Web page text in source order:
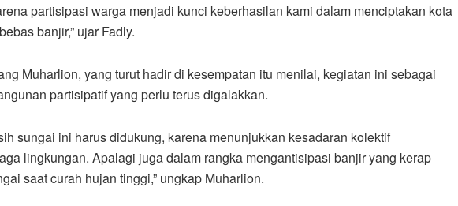
partisipasi warga menjadi kunci keberhasilan kami dalam menciptakan kota
banjir,” ujar Fadly.
Muharlion, yang turut hadir di kesempatan itu menilai, kegiatan ini sebagai
partisipatif yang perlu terus digalakkan.
sungai ini harus didukung, karena menunjukkan kesadaran kolektif
lingkungan. Apalagi juga dalam rangka mengantisipasi banjir yang kerap
saat curah hujan tinggi,” ungkap Muharlion.